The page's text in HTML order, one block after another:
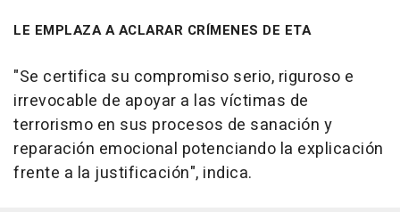
LE EMPLAZA A ACLARAR CRÍMENES DE ETA
"Se certifica su compromiso serio, riguroso e
irrevocable de apoyar a las víctimas de
terrorismo en sus procesos de sanación y
reparación emocional potenciando la explicación
frente a la justificación", indica.